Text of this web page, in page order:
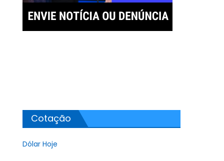
Cotação
Dólar Hoje